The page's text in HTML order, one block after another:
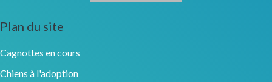
Plan du site
Cagnottes en cours
Chiens à l'adoption